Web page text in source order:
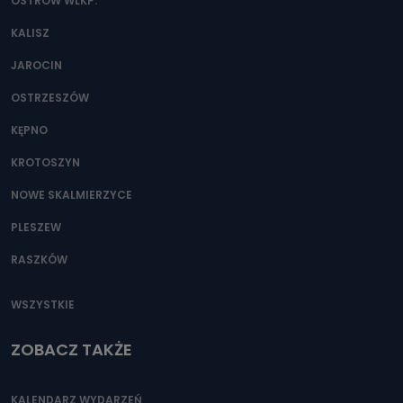
Można to zrobić pod numerem telefonu 62 735-51-05 lub
e-mailowo pod adresem: poczta@tvproart.pl
KALISZ
JAROCIN
OSTRZESZÓW
KĘPNO
KROTOSZYN
NOWE SKALMIERZYCE
PLESZEW
RASZKÓW
WSZYSTKIE
ZOBACZ TAKŻE
KALENDARZ WYDARZEŃ